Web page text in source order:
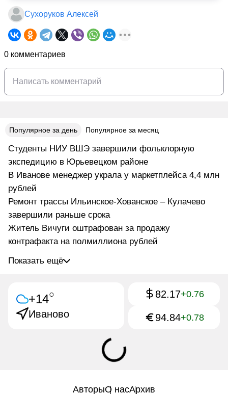
Сухоруков Алексей
0 комментариев
Популярное за день Популярное за месяц
Студенты НИУ ВШЭ завершили фольклорную
экспедицию в Юрьевецком районе
В Иванове менеджер украла у маркетплейса 4,4 млн
рублей
Ремонт трассы Ильинское-Хованское – Кулачево
завершили раньше срока
Житель Вичуги оштрафован за продажу
контрафакта на полмиллиона рублей
Показать ещё
+14○
Иваново
82.17+0.76
94.84+0.78
АвторыО насАрхив